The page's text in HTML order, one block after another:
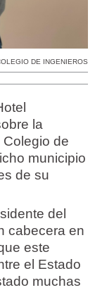
DE INGENIEROS
la
de
municipio
de su
del
cabecera en
este
el Estado
muchas